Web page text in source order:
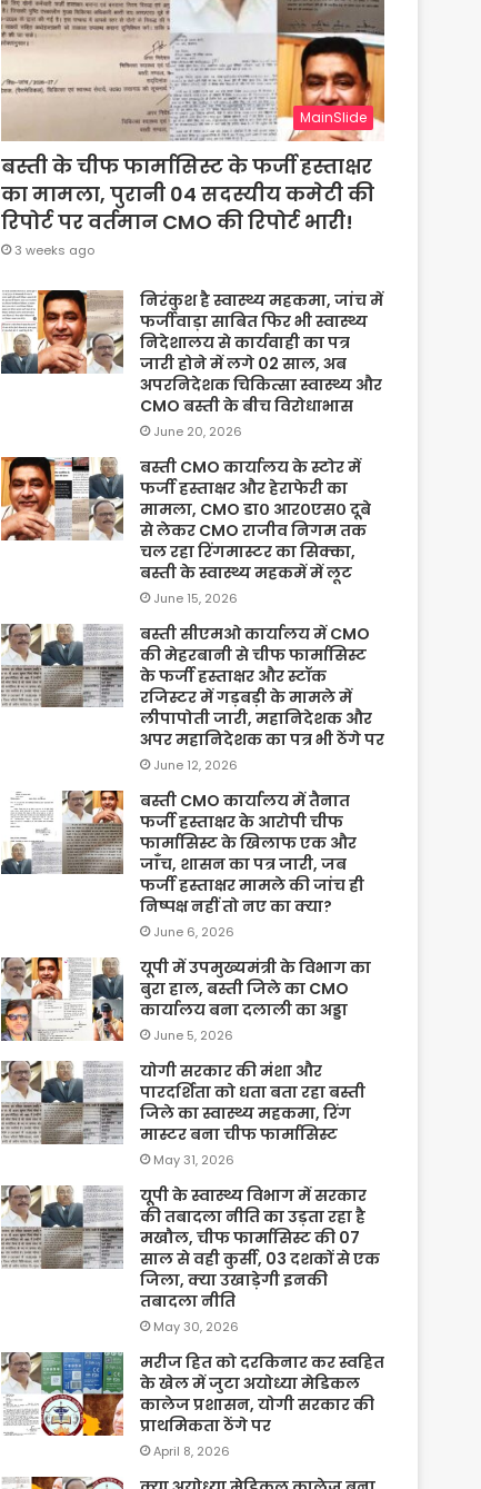
MainSlide
बस्ती के चीफ फार्मासिस्ट के फर्जी हस्ताक्षर
का मामला, पुरानी 04 सदस्यीय कमेटी की
रिपोर्ट पर वर्तमान CMO की रिपोर्ट भारी!
3 weeks ago
निरंकुश है स्वास्थ्य महकमा, जांच में
फर्जीवाड़ा साबित फिर भी स्वास्थ्य
निदेशालय से कार्यवाही का पत्र
जारी होने में लगे 02 साल, अब
अपरनिदेशक चिकित्सा स्वास्थ्य और
CMO बस्ती के बीच विरोधाभास
June 20, 2026
बस्ती CMO कार्यालय के स्टोर में
फर्जी हस्ताक्षर और हेराफेरी का
मामला, CMO डा० आर०एस० दूबे
से लेकर CMO राजीव निगम तक
चल रहा रिंगमास्टर का सिक्का,
बस्ती के स्वास्थ्य महकमें में लूट
June 15, 2026
बस्ती सीएमओ कार्यालय में CMO
की मेहरबानी से चीफ फार्मासिस्ट
के फर्जी हस्ताक्षर और स्टॉक
रजिस्टर में गड़बड़ी के मामले में
लीपापोती जारी, महानिदेशक और
अपर महानिदेशक का पत्र भी ठेंगे पर
June 12, 2026
बस्ती CMO कार्यालय में तैनात
फर्जी हस्ताक्षर के आरोपी चीफ
फार्मासिस्ट के खिलाफ एक और
जाँच, शासन का पत्र जारी, जब
फर्जी हस्ताक्षर मामले की जांच ही
निष्पक्ष नहीं तो नए का क्या?
June 6, 2026
यूपी में उपमुख्यमंत्री के विभाग का
बुरा हाल, बस्ती जिले का CMO
कार्यालय बना दलाली का अड्डा
June 5, 2026
योगी सरकार की मंशा और
पारदर्शिता को धता बता रहा बस्ती
जिले का स्वास्थ्य महकमा, रिंग
मास्टर बना चीफ फार्मासिस्ट
May 31, 2026
यूपी के स्वास्थ्य विभाग में सरकार
की तबादला नीति का उड़ता रहा है
मखौल, चीफ फार्मासिस्ट की 07
साल से वही कुर्सी, 03 दशकों से एक
जिला, क्या उखाड़ेगी इनकी
तबादला नीति
May 30, 2026
मरीज हित को दरकिनार कर स्वहित
के खेल में जुटा अयोध्या मेडिकल
कालेज प्रशासन, योगी सरकार की
प्राथमिकता ठेंगे पर
April 8, 2026